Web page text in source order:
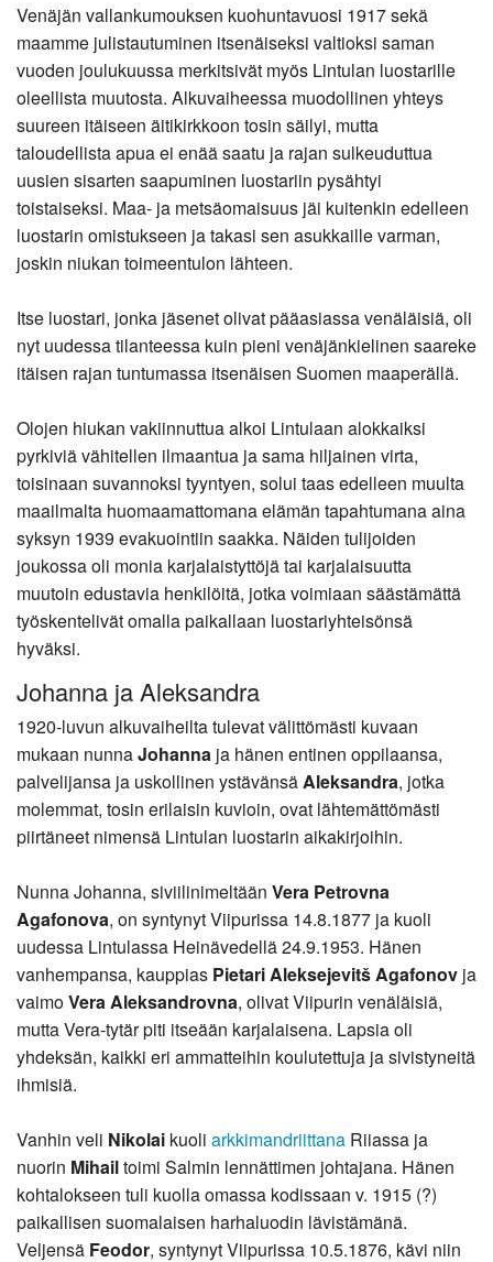
Venäjän vallankumouksen kuohuntavuosi 1917 sekä
maamme julistautuminen itsenäiseksi valtioksi saman
vuoden joulukuussa merkitsivät myös Lintulan luostarille
oleellista muutosta. Alkuvaiheessa muodollinen yhteys
suureen itäiseen äitikirkkoon tosin säilyi, mutta
taloudellista apua ei enää saatu ja rajan sulkeuduttua
uusien sisarten saapuminen luostariin pysähtyi
toistaiseksi. Maa- ja metsäomaisuus jäi kuitenkin edelleen
luostarin omistukseen ja takasi sen asukkaille varman,
joskin niukan toimeentulon lähteen.
Itse luostari, jonka jäsenet olivat pääasiassa venäläisiä, oli
nyt uudessa tilanteessa kuin pieni venäjänkielinen saareke
itäisen rajan tuntumassa itsenäisen Suomen maaperällä.
Olojen hiukan vakiinnuttua alkoi Lintulaan alokkaiksi
pyrkiviä vähitellen ilmaantua ja sama hiljainen virta,
toisinaan suvannoksi tyyntyen, solui taas edelleen muulta
maailmalta huomaamattomana elämän tapahtumana aina
syksyn 1939 evakuointiin saakka. Näiden tulijoiden
joukossa oli monia karjalaistyttöjä tai karjalaisuutta
muutoin edustavia henkilöitä, jotka voimiaan säästämättä
työskentelivät omalla paikallaan luostariyhteisönsä
hyväksi.
Johanna ja Aleksandra
1920-luvun alkuvaiheilta tulevat välittömästi kuvaan
mukaan nunnaJohanna ja hänen entinen oppilaansa,
palvelijansa ja uskollinen ystävänsäAleksandra, jotka
molemmat, tosin erilaisin kuvioin, ovat lähtemättömästi
piirtäneet nimensä Lintulan luostarin aikakirjoihin.
Nunna Johanna, siviilinimeltään Vera Petrovna
Agafonova, on syntynyt Viipurissa 14.8.1877 ja kuoli
uudessa Lintulassa Heinävedellä 24.9.1953. Hänen
vanhempansa, kauppias Pietari Aleksejevitš Agafonov ja
vaimoVera Aleksandrovna, olivat Viipurin venäläisiä,
mutta Vera-tytär piti itseään karjalaisena. Lapsia oli
yhdeksän, kaikki eri ammatteihin koulutettuja ja sivistyneitä
ihmisiä.
Vanhin veli Nikolai kuoli arkkimandriittana Riiassa ja
nuorin Mihailtoimi Salmin lennättimen johtajana. Hänen
kohtalokseen tuli kuolla omassa kodissaan v. 1915 (?)
paikallisen suomalaisen harhaluodin lävistämänä.
Veljensä Feodor, syntynyt Viipurissa 10.5.1876, kävi niin